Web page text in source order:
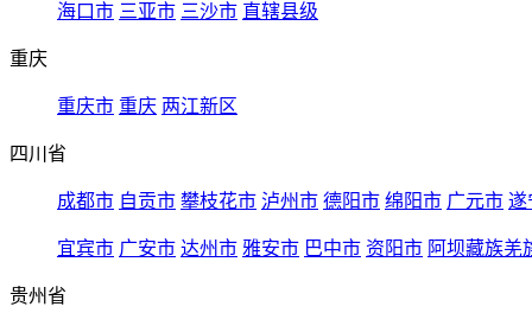
海口市 三亚市 三沙市 直辖县级
重庆
重庆市 重庆 两江新区
四川省
成都市 自贡市 攀枝花市 泸州市 德阳市 绵阳市 广元市 遂
宜宾市 广安市 达州市 雅安市 巴中市 资阳市 阿坝藏族羌
贵州省